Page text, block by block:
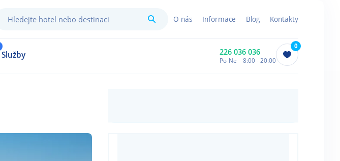
HledatO nás Informace Blog Kontakty
Služby 226 036 036
Po-Ne 8:00 - 20:00
0